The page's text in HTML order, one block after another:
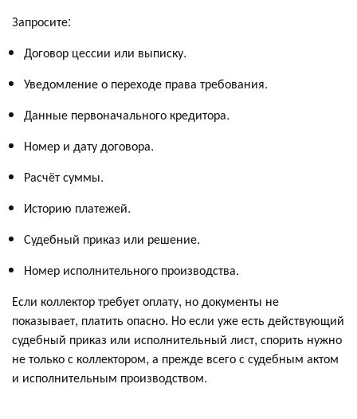
Запросите:
Договор цессии или выписку.
Уведомление о переходе права требования.
Данные первоначального кредитора.
Номер и дату договора.
Расчёт суммы.
Историю платежей.
Судебный приказ или решение.
Номер исполнительного производства.
Если коллектор требует оплату, но документы не
показывает, платить опасно. Но если уже есть действующий
судебный приказ или исполнительный лист, спорить нужно
не только с коллектором, а прежде всего с судебным актом
и исполнительным производством.